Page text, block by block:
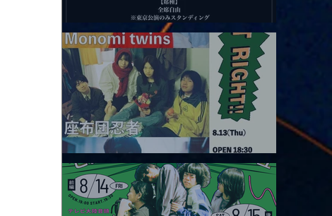
2026.08.12 |【観覧】田澤孝介 ソロワンマン 「Ballad Box 2026」
2026.08.13 |【観覧】JUST RIGHT!! vol.26